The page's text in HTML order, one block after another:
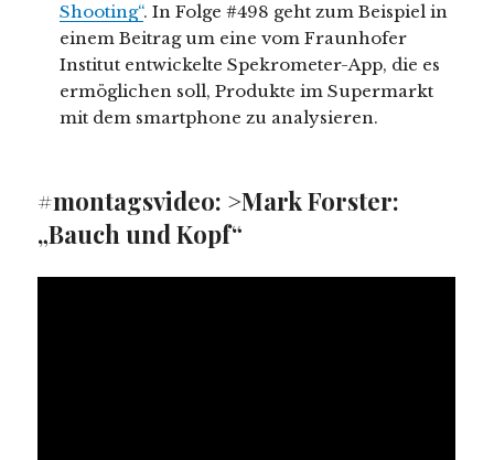
Shooting“. In Folge #498 geht zum Beispiel in
einem Beitrag um eine vom Fraunhofer
Institut entwickelte Spekrometer-App, die es
ermöglichen soll, Produkte im Supermarkt
mit dem smartphone zu analysieren.
#montagsvideo: >Mark Forster:
„Bauch und Kopf“